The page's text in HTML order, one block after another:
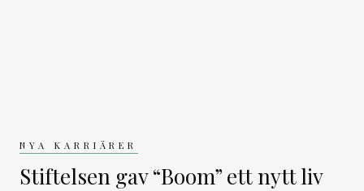
NYA KARRIÄRER
Stiftelsen gav “Boom” ett nytt liv